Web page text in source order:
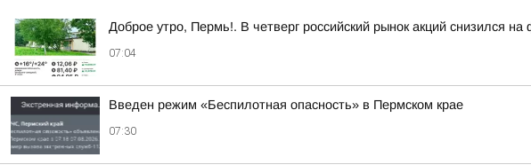
Доброе утро, Пермь!. В четверг российский рынок акций снизился
07:04
Введен режим «Беспилотная опасность» в Пермском крае
07:30